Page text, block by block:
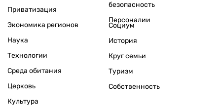
Приватизация
Экономика регионов
безопасность
Персоналии
Наука
Технологии
Среда обитания
Церковь
Культура
Социум
История
Круг семьи
Туризм
Собственность